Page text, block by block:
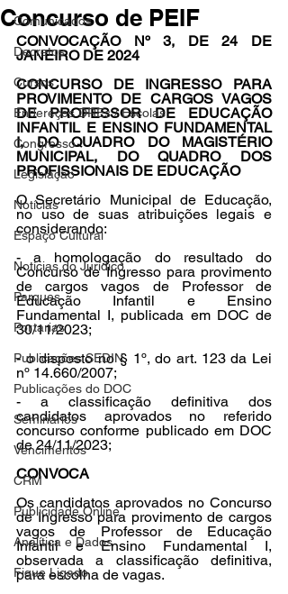
Comunicados
Decretos
Cursos
Endereços DREs / Escolas
Congresso
Legislação
Notícias
Espaço Cultural
Notícias do Jurídico
Parques
Portarias
Publicações SEDIN
Publicações do DOC
Seminários
Vencimentos
CRM
Publicidade Online
Analítica e Dados
Fique Ligado
Concurso de PEIF
CONVOCAÇÃO Nº 3, DE 24 DE
JANEIRO DE 2024
CONCURSO DE INGRESSO PARA
PROVIMENTO DE CARGOS VAGOS
DE PROFESSOR DE EDUCAÇÃO
INFANTIL E ENSINO FUNDAMENTAL
I, DO QUADRO DO MAGISTÉRIO
MUNICIPAL, DO QUADRO DOS
PROFISSIONAIS DE EDUCAÇÃO
O Secretário Municipal de Educação,
no uso de suas atribuições legais e
considerando:
- a homologação do resultado do
Concurso de Ingresso para provimento
de cargos vagos de Professor de
Educação Infantil e Ensino
Fundamental I, publicada em DOC de
30/11/2023;
- o disposto no § 1º, do art. 123 da Lei
nº 14.660/2007;
- a classificação definitiva dos
candidatos aprovados no referido
concurso conforme publicado em DOC
de 24/11/2023;
CONVOCA
Os candidatos aprovados no Concurso
de Ingresso para provimento de cargos
vagos de Professor de Educação
Infantil e Ensino Fundamental I,
observada a classificação definitiva,
para escolha de vagas.